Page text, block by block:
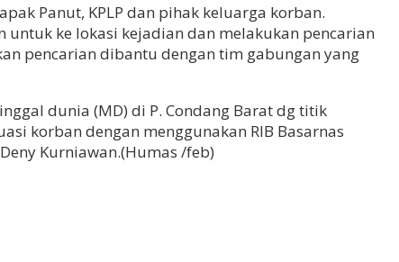
Panut, KPLP dan pihak keluarga korban.
untuk ke lokasi kejadian dan melakukan pencarian
pencarian dibantu dengan tim gabungan yang
dunia (MD) di P. Condang Barat dg titik
korban dengan menggunakan RIB Basarnas
Kurniawan.(Humas /feb)